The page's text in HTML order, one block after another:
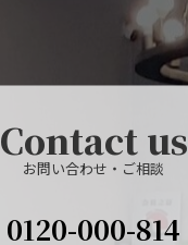
Contact us
お問い合わせ・ご相談
0120-000-814